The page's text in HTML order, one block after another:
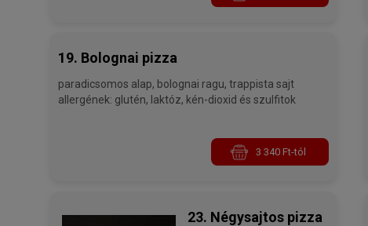
19. Bolognai pizza
paradicsomos alap, bolognai ragu, trappista sajt
allergének: glutén, laktóz, kén-dioxid és szulfitok
3 340 Ft-tól
23. Négysajtos pizza